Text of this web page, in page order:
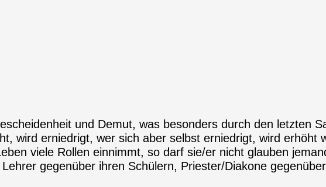
und Demut, was besonders durch den letzten
wird erniedrigt, wer sich aber selbst erniedrigt, wird erhöht
viele Rollen einnimmt, so darf sie/er nicht glauben
gegenüber ihren Schülern, Priester/Diakone